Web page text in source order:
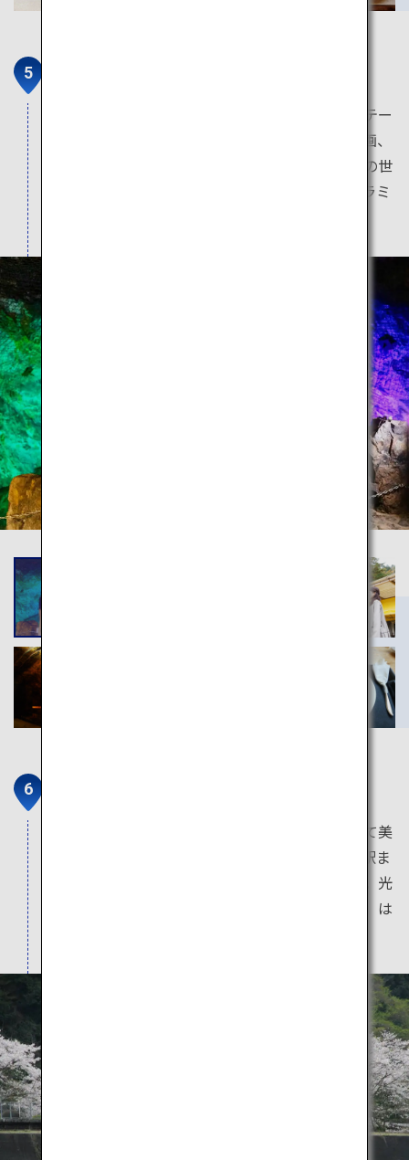
鉱山跡地に伝説のムー大陸をイメージした冒険テー
マパーク。地底空間には巨大な石像、神殿や壁画、
幻想的な光を放つ地底湖が現れ、ロマンと空想の世
界を冒険できます。レストランのイチ押し「ピラミ
錦川清流線の春は、桜と菜の花が清流と調和して美
しい光景が広がります。錦町駅から雙津峡温泉駅ま
で走るトロッコ遊覧列車「とことこトレイン」。光
る蛍光石で装飾されている「きらら夢トンネル」は